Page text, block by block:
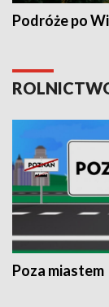
Podróże po
Poza miastem